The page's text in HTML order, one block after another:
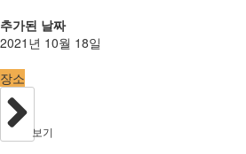
추가된 날짜
2021년 10월 18일
장소
보기